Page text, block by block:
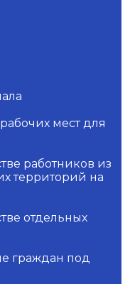
мест для
работников из
территорий на
отдельных
граждан под